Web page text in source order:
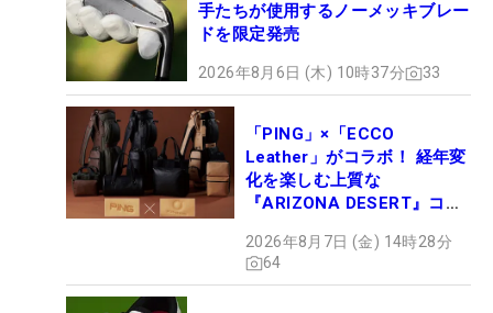
手たちが使用するノーメッキブレー
ドを限定発売
2026年8月6日 (木) 10時37分 33
「PING」×「ECCO
Leather」がコラボ！ 経年変
化を楽しむ上質な
『ARIZONA DESERT』コレ
ュー
2026年8月7日 (金) 14時28分
64